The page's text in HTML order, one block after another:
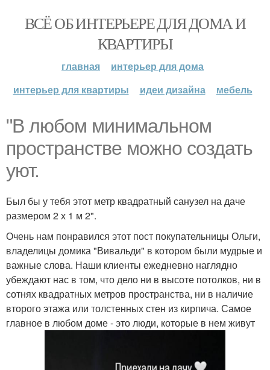
ВСЁ ОБ ИНТЕРЬЕРЕ ДЛЯ ДОМА И
КВАРТИРЫ
главная
интерьер для дома
интерьер для квартиры
идеи дизайна мебель
"В любом минимальном
пространстве можно создать
уют.
Был бы у тебя этот метр квадратный санузел на даче
размером 2 х 1 м 2".
Очень нам понравился этот пост покупательницы Ольги,
владелицы домика "Вивальди" в котором были мудрые и
важные слова. Наши клиенты ежедневно наглядно
убеждают нас в том, что дело ни в высоте потолков, ни в
сотнях квадратных метров пространства, ни в наличие
второго этажа или толстенных стен из кирпича. Самое
главное в любом доме - это люди, которые в нем живут